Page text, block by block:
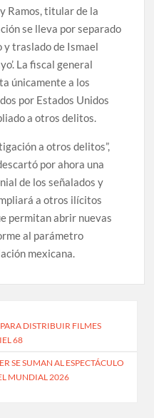
Ramos, titular de la
se lleva por separado
traslado de Ismael
La fiscal general
únicamente a los
por Estados Unidos
a otros delitos.
a otros delitos”,
por ahora una
de los señalados y
a otros ilícitos
permitan abrir nuevas
al parámetro
mexicana.
DISTRIBUIR FILMES
68
SE SUMAN AL ESPECTÁCULO
MUNDIAL 2026